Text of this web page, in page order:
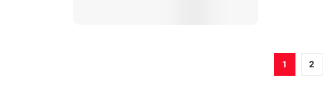
1 2